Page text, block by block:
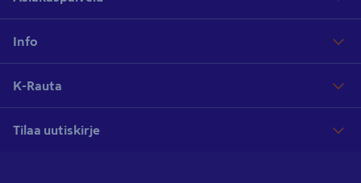
Info
K-Rauta
Tilaa uutiskirje